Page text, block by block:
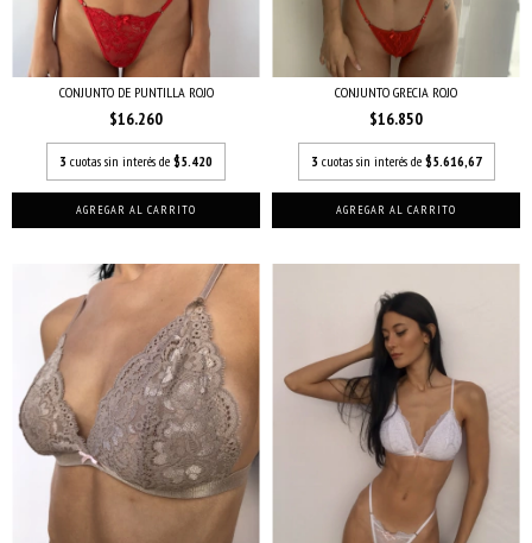
CONJUNTO DE PUNTILLA ROJO
$16.260
3 cuotas sin interés de $5.420
AGREGAR AL CARRITO
CONJUNTO GRECIA ROJO
$16.850
3 cuotas sin interés de $5.616,67
AGREGAR AL CARRITO